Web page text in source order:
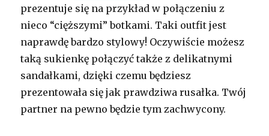
prezentuje się na przykład w połączeniu z
nieco “cięższymi” botkami. Taki outfit jest
naprawdę bardzo stylowy! Oczywiście możesz
taką sukienkę połączyć także z delikatnymi
sandałkami, dzięki czemu będziesz
prezentowała się jak prawdziwa rusałka. Twój
partner na pewno będzie tym zachwycony.